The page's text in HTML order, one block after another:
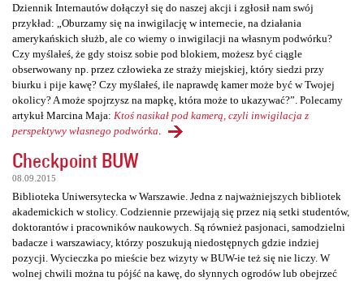
Dziennik Internautów dołączył się do naszej akcji i zgłosił nam swój
przykład: „Oburzamy się na inwigilację w internecie, na działania
amerykańskich służb, ale co wiemy o inwigilacji na własnym podwórku?
Czy myślałeś, że gdy stoisz sobie pod blokiem, możesz być ciągle
obserwowany np. przez człowieka ze straży miejskiej, który siedzi przy
biurku i pije kawę? Czy myślałeś, ile naprawdę kamer może być w Twojej
okolicy? A może spojrzysz na mapkę, która może to ukazywać?”. Polecamy
artykuł Marcina Maja: Ktoś nasikał pod kamerą, czyli inwigilacja z
perspektywy własnego podwórka
Checkpoint BUW
08.09.2015
Biblioteka Uniwersytecka w Warszawie. Jedna z najważniejszych bibliotek
akademickich w stolicy. Codziennie przewijają się przez nią setki studentów,
doktorantów i pracowników naukowych. Są również pasjonaci, samodzielni
badacze i warszawiacy, którzy poszukują niedostępnych gdzie indziej
pozycji. Wycieczka po mieście bez wizyty w BUW-ie też się nie liczy. W
wolnej chwili można tu pójść na kawę, do słynnych ogrodów lub obejrzeć